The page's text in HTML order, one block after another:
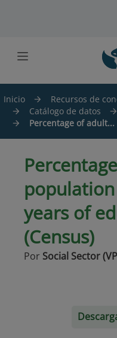
Inicio Recursos de
Catálogo de datos
Percentage of adult...
years of
(Census)
Por Social Sector